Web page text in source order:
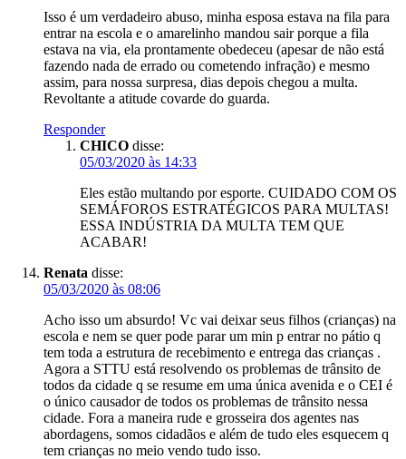
Isso é um verdadeiro abuso, minha esposa estava na fila para
entrar na escola e o amarelinho mandou sair porque a fila
estava na via, ela prontamente obedeceu (apesar de não está
fazendo nada de errado ou cometendo infração) e mesmo
assim, para nossa surpresa, dias depois chegou a multa.
Revoltante a atitude covarde do guarda.
Responder
CHICO disse:
05/03/2020 às 14:33
Eles estão multando por esporte. CUIDADO COM OS
SEMÁFOROS ESTRATÉGICOS PARA MULTAS!
ESSA INDÚSTRIA DA MULTA TEM QUE
ACABAR!
Renata disse:
05/03/2020 às 08:06
Acho isso um absurdo! Vc vai deixar seus filhos (crianças) na
escola e nem se quer pode parar um min p entrar no pátio q
tem toda a estrutura de recebimento e entrega das crianças .
Agora a STTU está resolvendo os problemas de trânsito de
todos da cidade q se resume em uma única avenida e o CEI é
o único causador de todos os problemas de trânsito nessa
cidade. Fora a maneira rude e grosseira dos agentes nas
abordagens, somos cidadãos e além de tudo eles esquecem q
tem crianças no meio vendo tudo isso.